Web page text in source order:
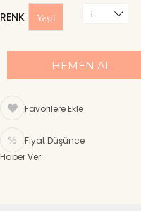
RENK Yeşil
Favorilere Ekle
Fiyat Düşünce
Haber Ver